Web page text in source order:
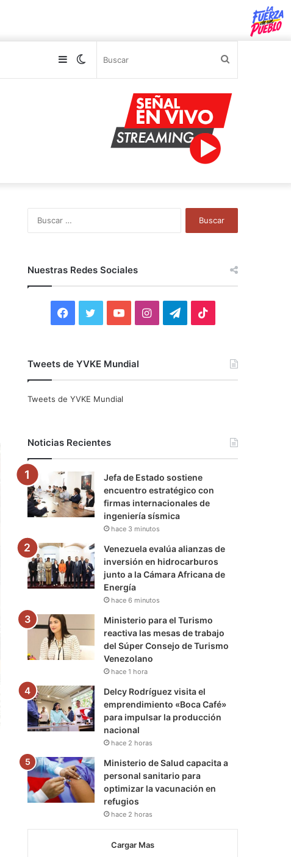
Switch
Sidebar
Nuestras Redes Sociales
F
c
o
i
r
Y
u
e
I
r
a
m
T
a
m
Tweets de YVKE Mundial
Tweets de YVKE Mundial
Noticias Recientes
Jefa de Estado sostiene
encuentro estratégico con
firmas internacionales de
ingeniería sísmica
hace 3 minutos
Venezuela evalúa alianzas de
inversión en hidrocarburos
junto a la Cámara Africana de
Energía
hace 6 minutos
Ministerio para el Turismo
reactiva las mesas de trabajo
del Súper Consejo de Turismo
Venezolano
hace 1 hora
Delcy Rodríguez visita el
emprendimiento «Boca Café»
para impulsar la producción
nacional
hace 2 horas
Ministerio de Salud capacita a
personal sanitario para
optimizar la vacunación en
refugios
hace 2 horas
Cargar Mas